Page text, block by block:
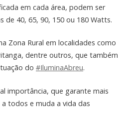
em cada área, podem ser
de 40, 65, 90, 150 ou 180 Watts.
Zona Rural em localidades como
dentre outros, que também
do #IluminaAbreu.
importância, que garante mais
todos e muda a vida das